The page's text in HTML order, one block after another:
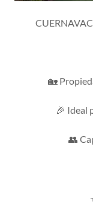
🏡
🎉 Ideal
👥